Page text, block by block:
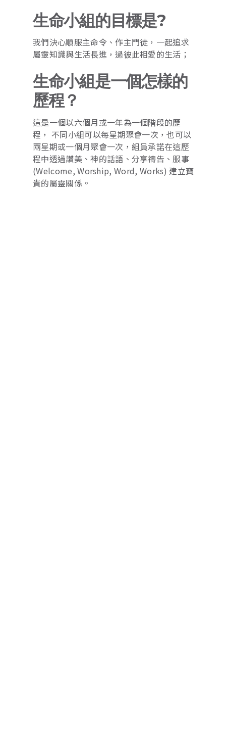
生命小組的目標是?
我們決心順服主命令、作主門徒，一起追求
屬靈知識與生活長進，過彼此相愛的生活；
生命小組是一個怎樣的
歷程？
這是一個以六個月或一年為一個階段的歷
程， 不同小組可以每星期聚會一次，也可以
兩星期或一個月聚會一次，組員承諾在這歷
程中透過讚美、神的話語、分享禱告、服事
(Welcome, Worship, Word, Works) 建立寶
貴的屬靈關係。